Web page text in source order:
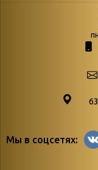
podvedenie-
paskhalnaya-palitra
Библионочь – как
Мы в соцсетях: